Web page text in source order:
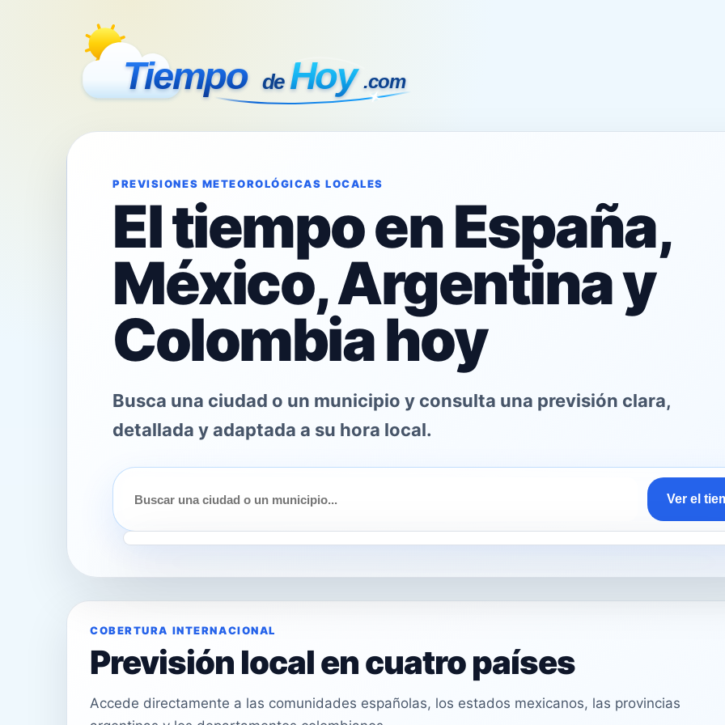
PREVISIONES METEOROLÓGICAS LOCALES
El tiempo en España,
México, Argentina y
Colombia hoy
Busca una ciudad o un municipio y consulta una previsión clara,
detallada y adaptada a su hora local.
Ver el
COBERTURA INTERNACIONAL
Previsión local en cuatro países
Accede directamente a las comunidades españolas, los estados mexicanos, las provincias